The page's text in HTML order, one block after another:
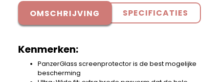
OMSCHRIJVING SPECIFICATIES
Kenmerken:
PanzerGlass screenprotector is de best mogelijke
bescherming